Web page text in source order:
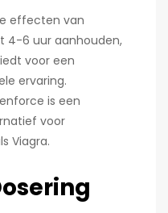
effecten van
4-6 uur aanhouden,
voor een
ervaring.
is een
voor
Viagra.